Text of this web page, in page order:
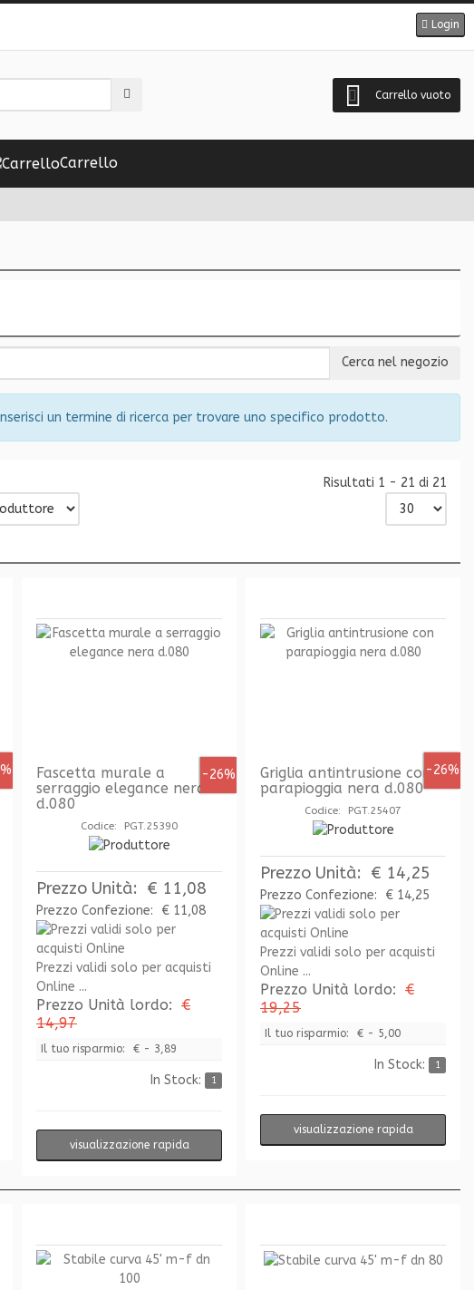
Login
Carrello vuoto
Carrello
un termine di ricerca per trovare uno specifico prodotto.
Risultati 1 - 21 di 21
-26%
Fascetta murale a
serraggio elegance nera
d.080
Codice: PGT.25390
Prezzo Unità: € 11,08
Prezzo Confezione: € 11,08
Prezzi validi solo per acquisti
Online ...
Prezzo Unità lordo: €
14,97
Il tuo risparmio: € - 3,89
In Stock: 1
visualizzazione rapida
-26%
Griglia antintrusione con
parapioggia nera d.080
Codice: PGT.25407
Prezzo Unità: € 14,25
Prezzo Confezione: € 14,25
Prezzi validi solo per acquisti
Online ...
Prezzo Unità lordo: €
19,25
Il tuo risparmio: € - 5,00
In Stock: 1
visualizzazione rapida